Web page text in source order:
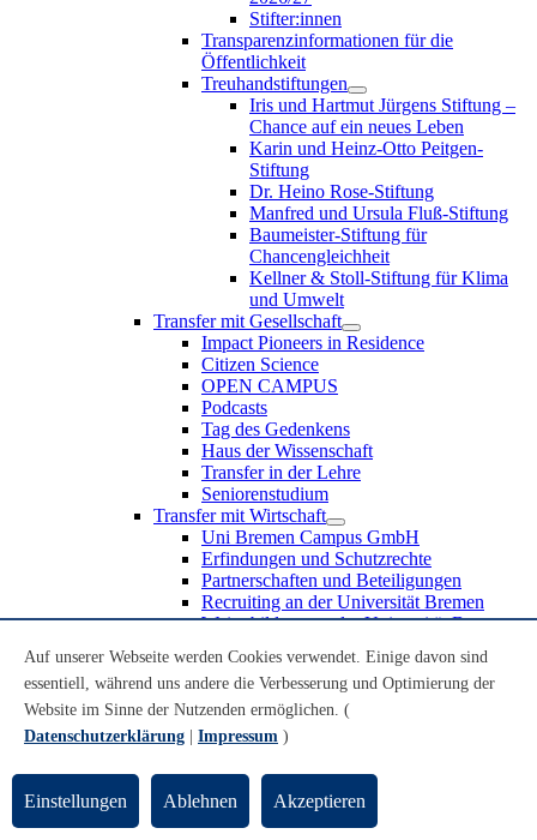
Stifter:innen
Transparenzinformationen für die
Öffentlichkeit
Treuhandstiftungen
Iris und Hartmut Jürgens Stiftung –
Chance auf ein neues Leben
Karin und Heinz-Otto Peitgen-
Stiftung
Dr. Heino Rose-Stiftung
Manfred und Ursula Fluß-Stiftung
Baumeister-Stiftung für
Chancengleichheit
Kellner & Stoll-Stiftung für Klima
und Umwelt
Transfer mit Gesellschaft
Impact Pioneers in Residence
Citizen Science
OPEN CAMPUS
Podcasts
Tag des Gedenkens
Haus der Wissenschaft
Transfer in der Lehre
Seniorenstudium
Transfer mit Wirtschaft
Uni Bremen Campus GmbH
Erfindungen und Schutzrechte
Partnerschaften und Beteiligungen
Recruiting an der Universität Bremen
Weiterbildung an der Universität Bremen
Schülerinnen und Schüler
MINT-Schnupperstudium
Schulklassen
Lehrkräfte
UniTransfer - Servicestelle für Transferaktivitäten
Transfermagazin der Universität Bremen
Auf unserer Webseite werden Cookies verwendet. Einige davon sind
essentiell, während uns andere die Verbesserung und Optimierung der
Website im Sinne der Nutzenden ermöglichen. (
Datenschutzerklärung
Impressum )
Einstellungen Ablehnen Akzeptieren